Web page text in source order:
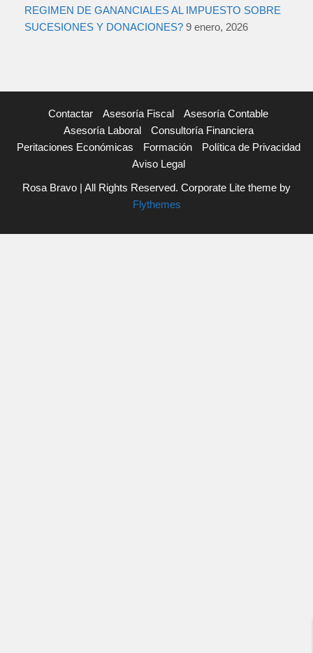
REGIMEN DE GANANCIALES AL IMPUESTO SOBRE
SUCESIONES Y DONACIONES? 9 enero, 2026
Contactar Asesoría Fiscal
Asesoría Contable
Asesoría Laboral
Consultoría Financiera
Peritaciones Económicas
Formación
Política de Privacidad
Aviso Legal
Rosa Bravo | All Rights Reserved. Corporate Lite theme by
Flythemes